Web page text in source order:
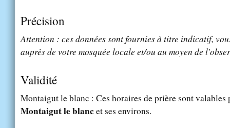
Précision
Attention : ces données sont fournies à titre indicatif,
auprès de votre mosquée locale et/ou au moyen de
Validité
Montaigut le blanc : Ces horaires de prière sont
Montaigut le blancet ses environs.